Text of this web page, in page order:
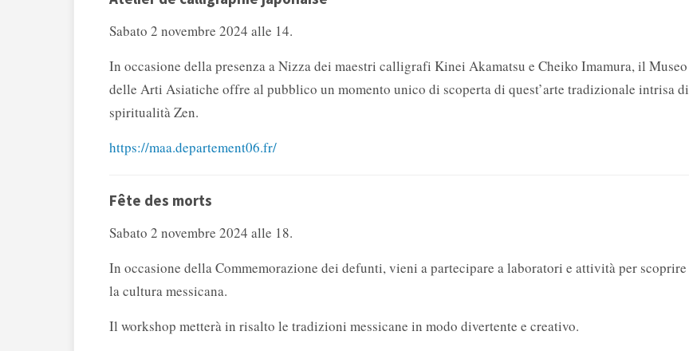
Sabato 2 novembre 2024 alle 14.
In occasione della presenza a Nizza dei maestri calligrafi Kinei Akamatsu e Cheiko Imamura, il Museo
delle Arti Asiatiche offre al pubblico un momento unico di scoperta di quest’arte tradizionale intrisa di
spiritualità Zen.
https://maa.departement06.fr/
Fête des morts
Sabato 2 novembre 2024 alle 18.
In occasione della Commemorazione dei defunti, vieni a partecipare a laboratori e attività per scoprire
la cultura messicana.
Il workshop metterà in risalto le tradizioni messicane in modo divertente e creativo.